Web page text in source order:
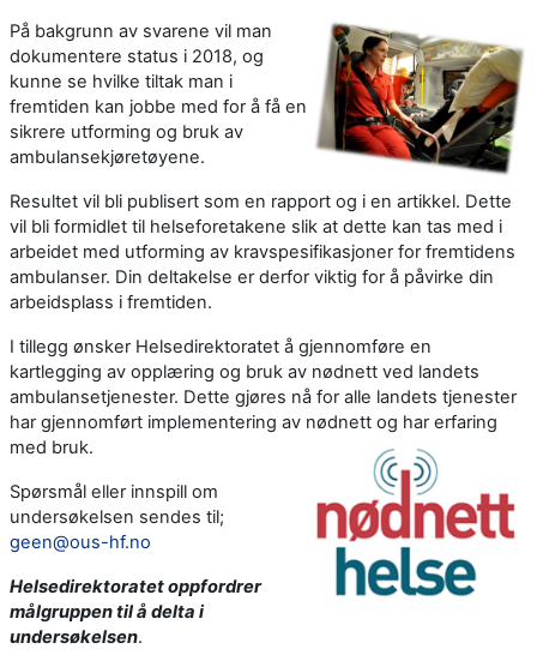
På bakgrunn av svarene vil man
dokumentere status i 2018, og
kunne se hvilke tiltak man i
fremtiden kan jobbe med for å få en
sikrere utforming og bruk av
ambulansekjøretøyene.
Resultet vil bli publisert som en rapport og i en artikkel. Dette
vil bli formidlet til helseforetakene slik at dette kan tas med i
arbeidet med utforming av kravspesifikasjoner for fremtidens
ambulanser. Din deltakelse er derfor viktig for å påvirke din
arbeidsplass i fremtiden.
I tillegg ønsker Helsedirektoratet å gjennomføre en
kartlegging av opplæring og bruk av nødnett ved landets
ambulansetjenester. Dette gjøres nå for alle landets tjenester
har gjennomført implementering av nødnett og har erfaring
med bruk.
Spørsmål eller innspill om
undersøkelsen sendes til;
geen@ous-hf.no
Helsedirektoratet oppfordrer
målgruppen til å delta i
undersøkelsen.